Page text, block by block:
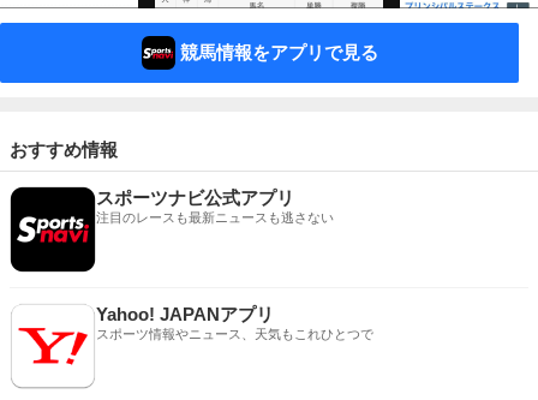
競馬情報をアプリで見る
おすすめ情報
スポーツナビ公式アプリ
注目のレースも最新ニュースも逃さない
Yahoo! JAPANアプリ
スポーツ情報やニュース、天気もこれひとつで